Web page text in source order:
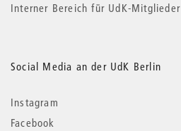
Interner Bereich für UdK-Mitglieder
Social Media an der UdK Berlin
Instagram
Facebook